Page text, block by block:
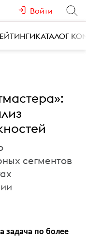
Войти
КАТАЛОГ
сегментов
задача по более